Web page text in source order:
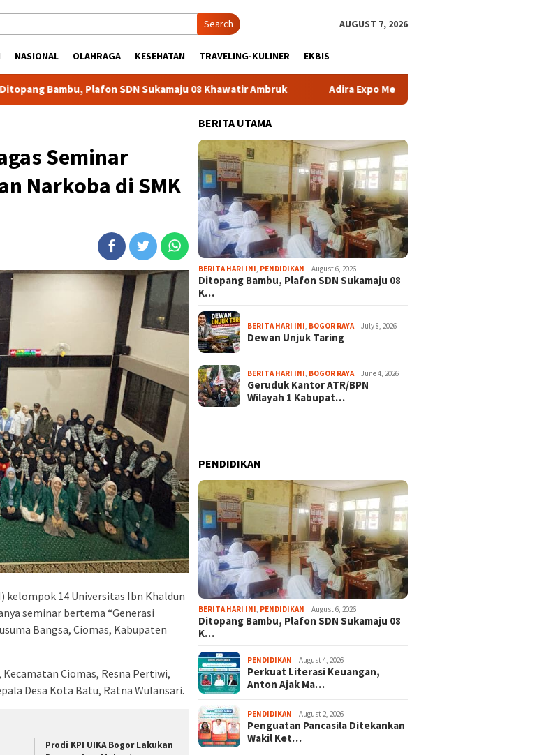
Search AUGUST 7, 2026
NASIONAL OLAHRAGA KESEHATAN TRAVELING-KULINER EKBIS
Plafon SDN Sukamaju 08 Khawatir Ambruk Adira Expo Merdeka Tawarkan Bunga 1,76 Persen
Seminar
Narkoba di SMK
kelompok 14 Universitas Ibn Khaldun
seminar bertema “Generasi
Bangsa, Ciomas, Kabupaten
Ciomas, Resna Pertiwi,
Desa Kota Batu, Ratna Wulansari.
Prodi KPI UIKA Bogor Lakukan
BERITA UTAMA
BERITA HARI INI PENDIDIKAN August 6, 2026
Ditopang Bambu, Plafon SDN Sukamaju 08
K…
BERITA HARI INI BOGOR RAYA July 8, 2026
Dewan Unjuk Taring
BERITA HARI INI BOGOR RAYA June 4, 2026
Geruduk Kantor ATR/BPN
Wilayah 1 Kabupat…
PENDIDIKAN
BERITA HARI INI PENDIDIKAN August 6, 2026
Ditopang Bambu, Plafon SDN Sukamaju 08
K…
PENDIDIKAN August 4, 2026
Perkuat Literasi Keuangan,
Anton Ajak Ma…
PENDIDIKAN August 2, 2026
Penguatan Pancasila Ditekankan
Wakil Ket…